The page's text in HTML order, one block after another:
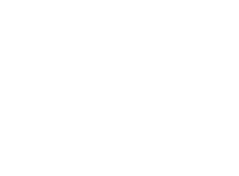
и про персонажей